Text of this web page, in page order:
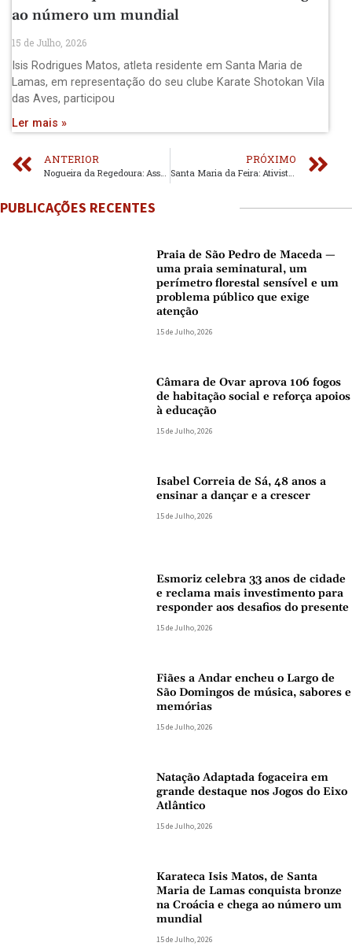
ao número um mundial
15 de Julho, 2026
Isis Rodrigues Matos, atleta residente em Santa Maria de
Lamas, em representação do seu clube Karate Shotokan Vila
das Aves, participou
Ler mais »
ANTERIOR PRÓXIMO
PUBLICAÇÕES RECENTES
Praia de São Pedro de Maceda —
uma praia seminatural, um
perímetro florestal sensível e um
problema público que exige
atenção
15 de Julho, 2026
Câmara de Ovar aprova 106 fogos
de habitação social e reforça apoios
à educação
15 de Julho, 2026
Isabel Correia de Sá, 48 anos a
ensinar a dançar e a crescer
15 de Julho, 2026
Esmoriz celebra 33 anos de cidade
e reclama mais investimento para
responder aos desafios do presente
15 de Julho, 2026
Fiães a Andar encheu o Largo de
São Domingos de música, sabores e
memórias
15 de Julho, 2026
Natação Adaptada fogaceira em
grande destaque nos Jogos do Eixo
Atlântico
15 de Julho, 2026
Karateca Isis Matos, de Santa
Maria de Lamas conquista bronze
na Croácia e chega ao número um
mundial
15 de Julho, 2026